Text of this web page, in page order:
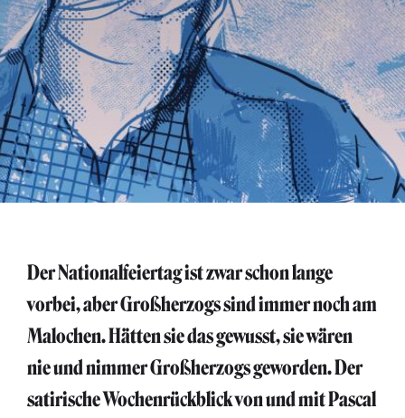
Der Nationalfeiertag ist zwar schon lange
vorbei, aber Großherzogs sind immer noch am
Malochen. Hätten sie das gewusst, sie wären
nie und nimmer Großherzogs geworden. Der
satirische Wochenrückblick von und mit Pascal